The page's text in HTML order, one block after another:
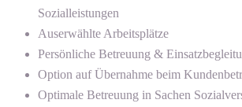
Sozialleistungen
Auserwählte Arbeitsplätze
Persönliche Betreuung &
Option auf Übernahme beim
Optimale Betreuung in Sachen